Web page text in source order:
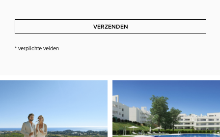
VERZENDEN
* verplichte velden